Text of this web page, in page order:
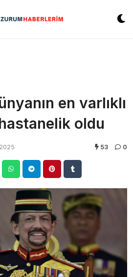
en varlıklı
oldu
53 0